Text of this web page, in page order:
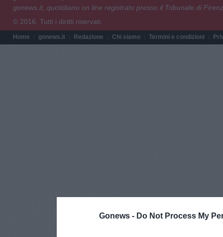
Gonews - Do Not Process My
gonews.it, quotidiano on line registrato presso il Tribunale di
© 2016. Tutti i diritti riservati.
Home gonews.it Redazione Chi siamo Termini e condizioni